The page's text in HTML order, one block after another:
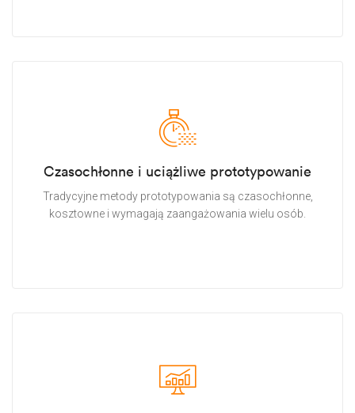
Czasochłonne i uciążliwe prototypowanie
Tradycyjne metody prototypowania są czasochłonne,
kosztowne i wymagają zaangażowania wielu osób.